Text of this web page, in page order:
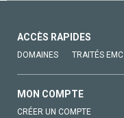
ACCÈS RAPIDES
DOMAINES TRAITÉS EMC
MON COMPTE
CRÉER UN COMPTE